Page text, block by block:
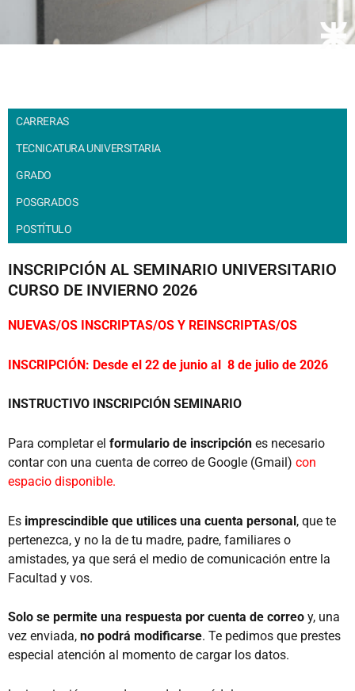
CARRERAS
TECNICATURA UNIVERSITARIA
GRADO
POSGRADOS
POSTÍTULO
INSCRIPCIÓN AL SEMINARIO UNIVERSITARIO
CURSO DE INVIERNO 2026
NUEVAS/OS INSCRIPTAS/OS Y REINSCRIPTAS/OS
INSCRIPCIÓN: Desde el 22 de junio al 8 de julio de 2026
INSTRUCTIVO INSCRIPCIÓN SEMINARIO
Para completar el formulario de inscripción es necesario
contar con una cuenta de correo de Google (Gmail) con
espacio disponible.
Es imprescindible que utilices una cuenta personal, que te
pertenezca, y no la de tu madre, padre, familiares o
amistades, ya que será el medio de comunicación entre la
Facultad y vos.
Solo se permite una respuesta por cuenta de correo y, una
vez enviada, no podrá modificarse. Te pedimos que prestes
especial atención al momento de cargar los datos.